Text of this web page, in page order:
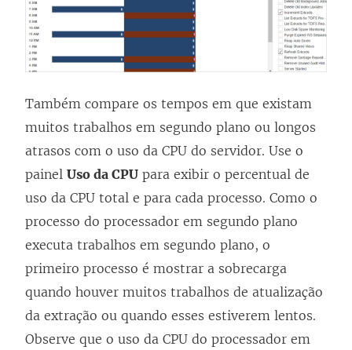
Também compare os tempos em que existam
muitos trabalhos em segundo plano ou longos
atrasos com o uso da CPU do servidor. Use o
painel Uso da CPU para exibir o percentual de
uso da CPU total e para cada processo. Como o
processo do processador em segundo plano
executa trabalhos em segundo plano, o
primeiro processo é mostrar a sobrecarga
quando houver muitos trabalhos de atualização
da extração ou quando esses estiverem lentos.
Observe que o uso da CPU do processador em